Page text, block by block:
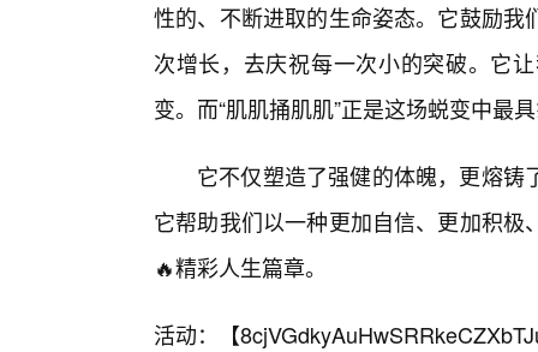
性的、不断进取的生命姿态。它鼓励
次增长，去庆祝每一次小的突破。它
变。而“肌肌捅肌肌”正是这场蜕变中最
它不仅塑造了强健的体魄，更熔
它帮助我们以一种更加自信、更加积
🔥精彩人生篇章。
活动：【